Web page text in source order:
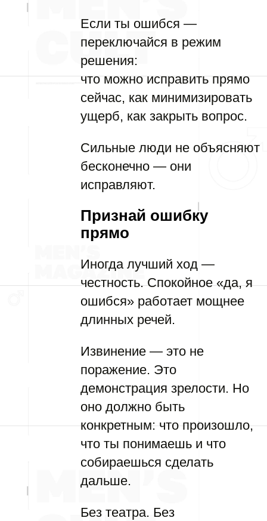
Если ты ошибся —
переключайся в режим
решения:
что можно исправить прямо
сейчас, как минимизировать
ущерб, как закрыть вопрос.
Сильные люди не объясняют
бесконечно — они
исправляют.
Признай ошибку
прямо
Иногда лучший ход —
честность. Спокойное «да, я
ошибся» работает мощнее
длинных речей.
Извинение — это не
поражение. Это
демонстрация зрелости. Но
оно должно быть
конкретным: что произошло,
что ты понимаешь и что
собираешься сделать
дальше.
Без театра. Без